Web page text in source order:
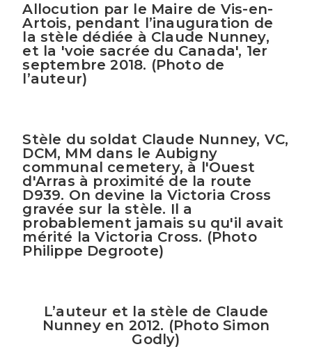
Allocution par le Maire de Vis-en-
Artois, pendant l’inauguration de
la stèle dédiée à Claude Nunney,
et la 'voie sacrée du Canada', 1er
septembre 2018. (Photo de
l’auteur)
Stèle du soldat Claude Nunney, VC,
DCM, MM dans le Aubigny
communal cemetery, à l'Ouest
d'Arras à proximité de la route
D939. On devine la Victoria Cross
gravée sur la stèle. Il a
probablement jamais su qu'il avait
mérité la Victoria Cross. (Photo
Philippe Degroote)
L’auteur et la stèle de Claude
Nunney en 2012. (Photo Simon
Godly)